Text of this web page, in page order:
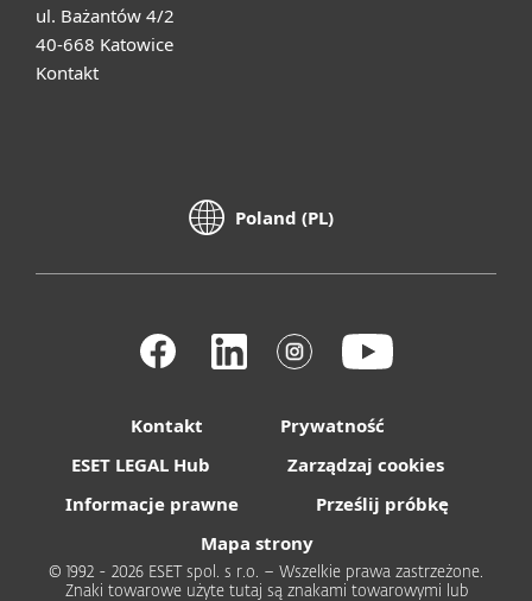
ul. Bażantów 4/2
40-668 Katowice
Kontakt
Poland (PL)
Kontakt
Prywatność
ESET LEGAL Hub
Zarządzaj cookies
Informacje prawne
Prześlij próbkę
Mapa strony
© 1992 - 2026 ESET spol. s r.o. – Wszelkie prawa zastrzeżone.
Znaki towarowe użyte tutaj są znakami towarowymi lub